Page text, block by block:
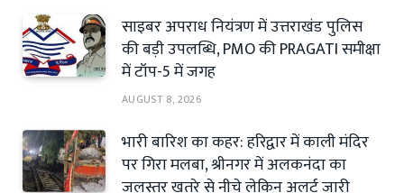
साइबर अपराध नियंत्रण में उत्तराखंड पुलिस
की बड़ी उपलब्धि, PMO की PRAGATI समीक्षा
में टॉप-5 में जगह
AUGUST 8, 2026
भारी बारिश का कहर: हरिद्वार में काली मंदिर
पर गिरा मलबा, श्रीनगर में अलकनंदा का
जलस्तर खतरे से नीचे लेकिन अलर्ट जारी